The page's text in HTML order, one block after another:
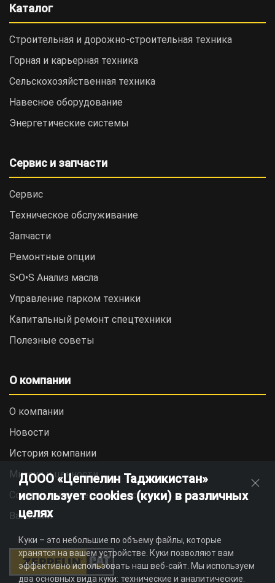
Каталог
Строительная и дорожно-cтроительная техника
Горная и карьерная техника
Сельскохозяйственная техника
Навесное оборудование
Энергетические системы
Сервис и запчасти
Сервис
Техническое обслуживание
Запчасти
Ремонтные опции
S•O•S Анализ масла
Управление парком техники
Капитальный ремонт спецтехники
Полезные советы
О компании
О компании
Новости
История компании
Миссия и ценности
Социальная ответственность
Вакансии
ДООО «Цеппелин Таджикистан»
использует cookies (куки) в различных
целях
Куки – это небольшие по объему файлы, которые
хранятся на вашем устройстве. Куки позволяют вам
эффективно использовать наш веб-сайт. Мы используем
два основных вида куки: технические и аналитические.